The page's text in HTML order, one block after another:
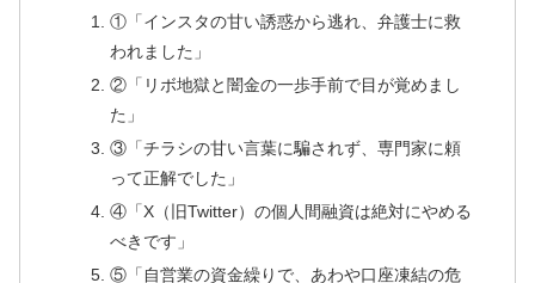
①「インスタの甘い誘惑から逃れ、弁護士に救
われました」
②「リボ地獄と闇金の一歩手前で目が覚めまし
た」
③「チラシの甘い言葉に騙されず、専門家に頼
って正解でした」
④「X（旧Twitter）の個人間融資は絶対にやめる
べきです」
⑤「自営業の資金繰りで、あわや口座凍結の危